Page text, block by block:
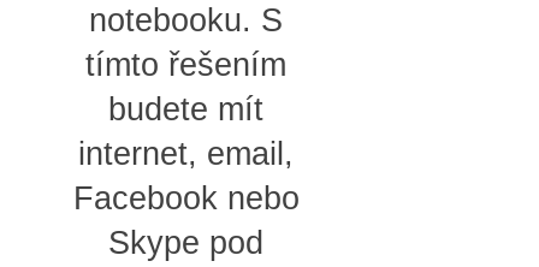
notebooku. S
tímto řešením
budete mít
internet, email,
Facebook nebo
Skype pod